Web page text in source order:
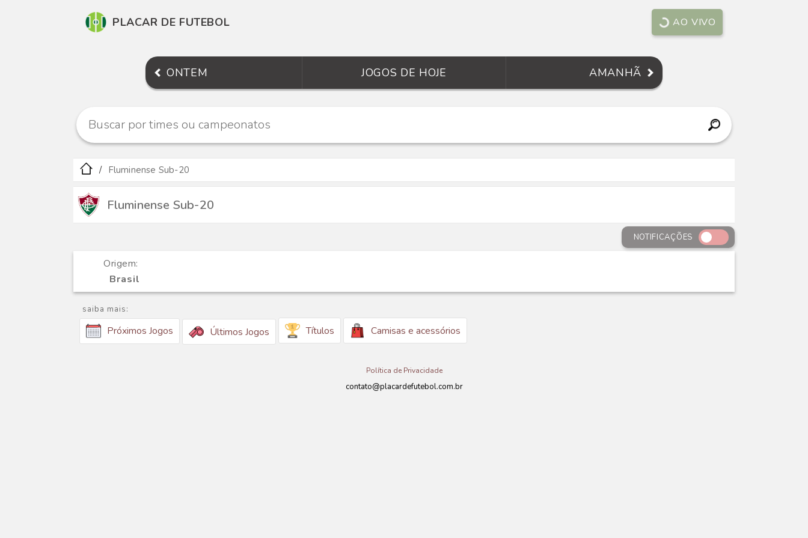
PLACAR DE FUTEBOL AO VIVO
ONTEM JOGOS DE HOJE AMANHÃ
Fluminense Sub-20
Fluminense Sub-20
NOTIFICAÇÕES
Origem:
Brasil
saiba mais:
Próximos Jogos Últimos Jogos Títulos Camisas e acessórios
Política de Privacidade
contato@placardefutebol.com.br